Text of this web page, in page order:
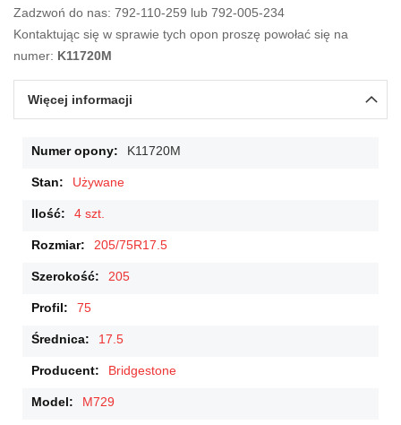
Zadzwoń do nas: 792-110-259 lub 792-005-234
Kontaktując się w sprawie tych opon proszę powołać się na
numer: K11720M
Więcej informacji
Więcej
K11720M
Używane
4 szt.
205/75R17.5
205
75
17.5
Bridgestone
M729